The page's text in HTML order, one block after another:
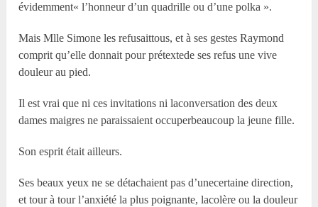
évidemment« l’honneur d’un quadrille ou d’une polka ».
Mais Mlle Simone les refusaittous, et à ses gestes Raymond
comprit qu’elle donnait pour prétextede ses refus une vive
douleur au pied.
Il est vrai que ni ces invitations ni laconversation des deux
dames maigres ne paraissaient occuperbeaucoup la jeune fille.
Son esprit était ailleurs.
Ses beaux yeux ne se détachaient pas d’unecertaine direction,
et tour à tour l’anxiété la plus poignante, lacolère ou la douleur